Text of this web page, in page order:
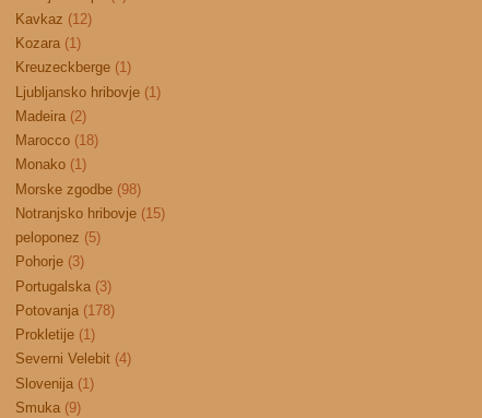
Kavkaz (12)
Kozara (1)
Kreuzeckberge (1)
Ljubljansko hribovje (1)
Madeira (2)
Marocco (18)
Monako (1)
Morske zgodbe (98)
Notranjsko hribovje (15)
peloponez (5)
Pohorje (3)
Portugalska (3)
Potovanja (178)
Prokletije (1)
Severni Velebit (4)
Slovenija (1)
Smuka (9)